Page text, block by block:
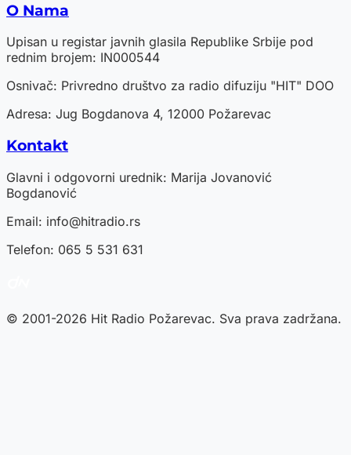
O Nama
Upisan u registar javnih glasila Republike Srbije pod
rednim brojem: IN000544
Osnivač: Privredno društvo za radio difuziju "HIT" DOO
Adresa: Jug Bogdanova 4, 12000 Požarevac
Kontakt
Glavni i odgovorni urednik: Marija Jovanović
Bogdanović
Email: info@hitradio.rs
Telefon: 065 5 531 631
© 2001-2026 Hit Radio Požarevac. Sva prava zadržana.